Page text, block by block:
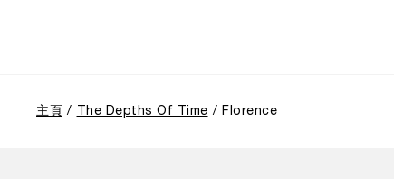
主頁 The Depths Of Time Florence